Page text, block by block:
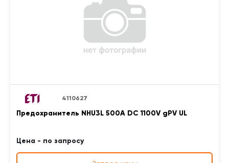
4110627
Предохранитель NHU3L 500A DC 1100V gPV UL
Цена - по запросу